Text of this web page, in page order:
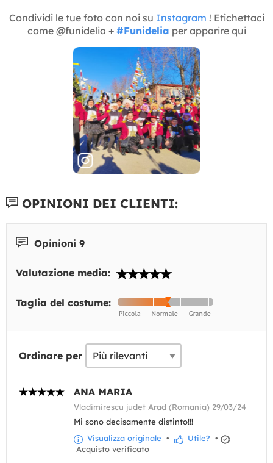
Condividi le tue foto con noi su Instagram ! Etichettaci
come @funidelia + #Funidelia per apparire qui
OPINIONI DEI CLIENTI:
Opinioni 9
Valutazione media:
Taglia del costume:
Ordinare per
ANA MARIA
Vladimirescu judet Arad (Romania) 29/03/24
Mi sono decisamente distinto!!!
Visualizza originale • Utile? •
Acquisto verificato